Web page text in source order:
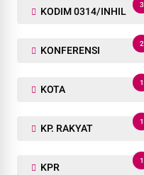
KODIM 0314/INHIL
3
KONFERENSI
2
KOTA
1
KP. RAKYAT
1
KPR
1